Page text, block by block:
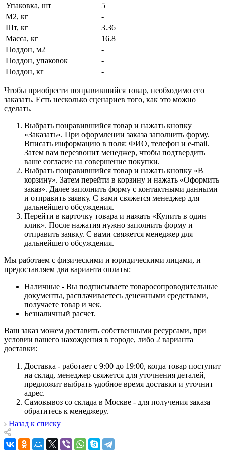
Упаковка, шт
5
М2, кг
-
Шт, кг
3.36
Масса, кг
16.8
Поддон, м2
-
Поддон, упаковок
-
Поддон, кг
-
Чтобы приобрести понравившийся товар, необходимо его
заказать. Есть несколько сценариев того, как это можно
сделать.
Выбрать понравившийся товар и нажать кнопку
«Заказать». При оформлении заказа заполнить форму.
Вписать информацию в поля: ФИО, телефон и e-mail.
Затем вам перезвонит менеджер, чтобы подтвердить
ваше согласие на совершение покупки.
Выбрать понравившийся товар и нажать кнопку «В
корзину». Затем перейти в корзину и нажать «Оформить
заказ». Далее заполнить форму с контактными данными
и отправить заявку. С вами свяжется менеджер для
дальнейшего обсуждения.
Перейти в карточку товара и нажать «Купить в один
клик». После нажатия нужно заполнить форму и
отправить заявку. С вами свяжется менеджер для
дальнейшего обсуждения.
Мы работаем с физическими и юридическими лицами, и
предоставляем два варианта оплаты:
Наличные - Вы подписываете товаросопроводительные
документы, расплачиваетесь денежными средствами,
получаете товар и чек.
Безналичный расчет.
Ваш заказ можем доставить собственными ресурсами, при
условии вашего нахождения в городе, либо 2 варианта
доставки:
Доставка - работает с 9:00 до 19:00, когда товар поступит
на склад, менеджер свяжется для уточнения деталей,
предложит выбрать удобное время доставки и уточнит
адрес.
Самовывоз со склада в Москве - для получения заказа
обратитесь к менеджеру.
Назад к списку